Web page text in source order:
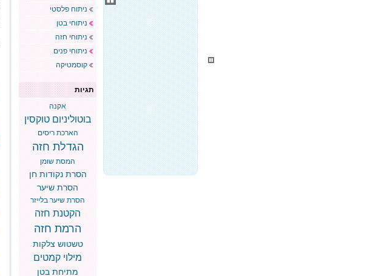
ניתוח פלסטי
ניתוחי בטן
ניתוחי חזה
ניתוחי פנים
קוסמטיקה
תגיות
אקנה
בוטוליניום טוקסין
הארכת ריסים
הגדלת חזה
המסת שומן
הסרת נקודות חן
הסרת שיער
הסרת שיער בלייזר
הקטנת חזה
הרמת חזה
טשטוש צלקות
מילוי קמטים
מתיחת בטן